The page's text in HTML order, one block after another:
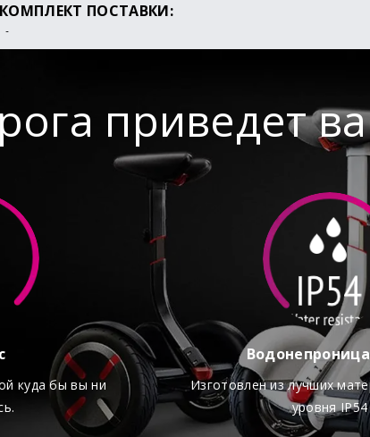
КОМПЛЕКТ ПОСТАВКИ:
Трубочка для подкачки колес
Инструкция
Гарантийный талон
приведет
куда бы вы ни
Изготовлен из лучших
уровня IP54